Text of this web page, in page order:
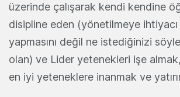
üzerinde çalışarak kendi kendine
disipline eden (yönetilmeye
yapmasını değil ne istediğinizi
olan) ve Lider yetenekleri işe
en iyi yeteneklere inanmak ve